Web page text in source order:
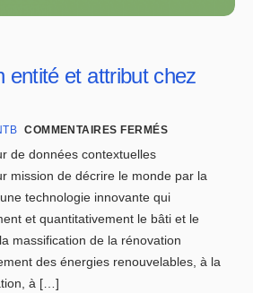
entité et attribut chez
COMMENTAIRES FERMÉS
de données contextuelles
mission de décrire le monde par la
technologie innovante qui
et quantitativement le bâti et le
massification de la rénovation
des énergies renouvelables, à la
à […]